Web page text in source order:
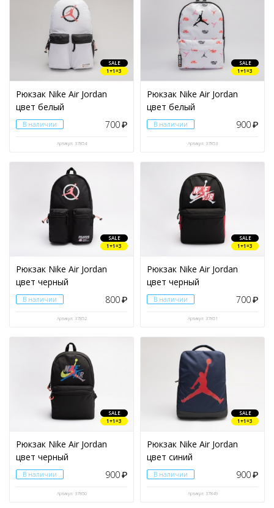
SALE
1+1=3
Рюкзак Nike Air Jordan
цвет белый
В наличии 700₽
Артикул: 37854
SALE
1+1=3
Рюкзак Nike Air Jordan
цвет белый
В наличии 900₽
Артикул: 37853
SALE
1+1=3
Рюкзак Nike Air Jordan
цвет черный
В наличии 800₽
Артикул: 37852
SALE
1+1=3
Рюкзак Nike Air Jordan
цвет черный
В наличии 700₽
Артикул: 37851
SALE
1+1=3
Рюкзак Nike Air Jordan
цвет черный
В наличии 900₽
Артикул: 37850
SALE
1+1=3
Рюкзак Nike Air Jordan
цвет синий
В наличии 900₽
Артикул: 37849